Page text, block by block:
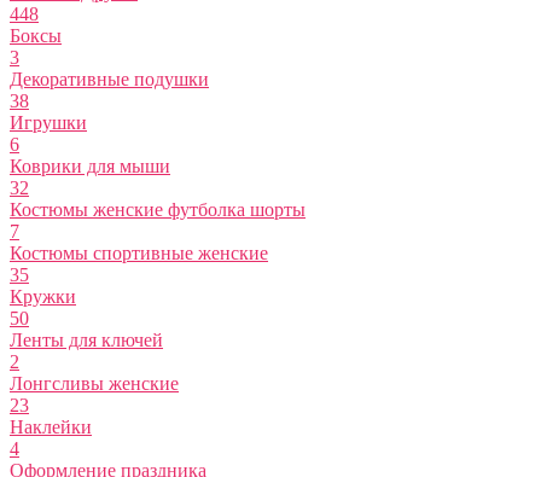
448
Боксы
3
Декоративные подушки
38
Игрушки
6
Коврики для мыши
32
Костюмы женские футболка шорты
7
Костюмы спортивные женские
35
Кружки
50
Ленты для ключей
2
Лонгсливы женские
23
Наклейки
4
Оформление праздника